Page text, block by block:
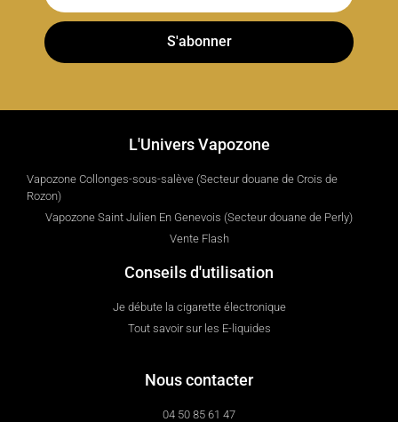
S'abonner
L'Univers Vapozone
Vapozone Collonges-sous-salève (Secteur douane de Crois de
Rozon)
Vapozone Saint Julien En Genevois (Secteur douane de Perly)
Vente Flash
Conseils d'utilisation
Je débute la cigarette électronique
Tout savoir sur les E-liquides
Nous contacter
04 50 85 61 47